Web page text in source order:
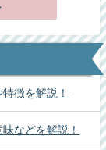
徴を解説！
などを解説！